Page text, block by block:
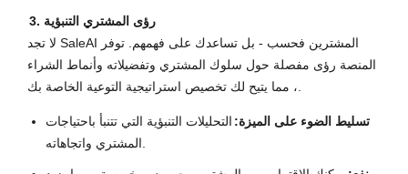
3. رؤى المشتري التنبؤية
لا تجد SaleAI المشترين فحسب - بل تساعدك على فهمهم. توفر
المنصة رؤى مفصلة حول سلوك المشتري وتفضيلاته وأنماط الشراء
، مما يتيح لك تخصيص استراتيجية التوعية الخاصة بك.
تسليط الضوء على الميزة: التحليلات التنبؤية التي تتنبأ باحتياجات
المشتري واتجاهاته.